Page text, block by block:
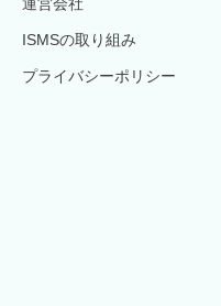
ISMSの取り組み
プライバシーポリシー